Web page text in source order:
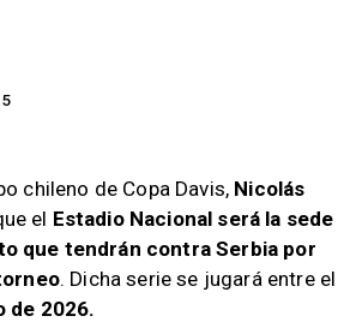
chileno de Copa Davis, Nicolás
el Estadio Nacional será la sede
que tendrán contra Serbia por
. Dicha serie se jugará entre el
de 2026.